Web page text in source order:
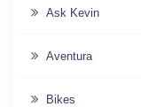
Ask Kevin
Aventura
Bikes